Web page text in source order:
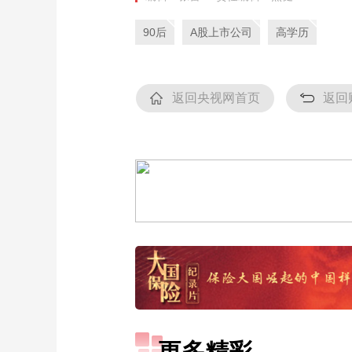
90后 A股上市公司 高学历
返回央视网首页 返回